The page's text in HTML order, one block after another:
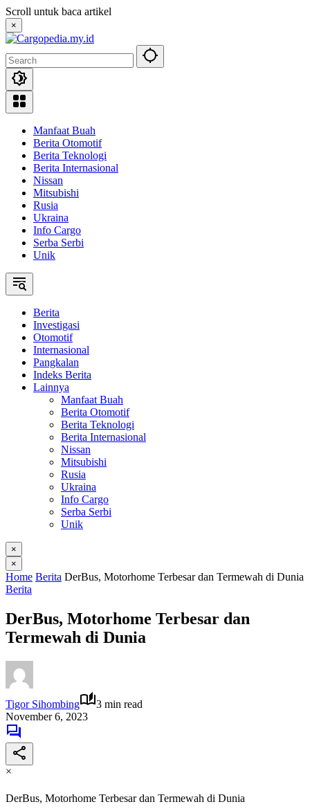
Skip
to
content
Scroll untuk baca artikel
×
Manfaat Buah
Berita Otomotif
Berita Teknologi
Berita Internasional
Nissan
Mitsubishi
Rusia
Ukraina
Info Cargo
Serba Serbi
Unik
Berita
Investigasi
Otomotif
Internasional
Pangkalan
Indeks Berita
Lainnya
Manfaat Buah
Berita Otomotif
Berita Teknologi
Berita Internasional
Nissan
Mitsubishi
Rusia
Ukraina
Info Cargo
Serba Serbi
Unik
×
×
Home Berita DerBus, Motorhome Terbesar dan Termewah di Dunia
Berita
DerBus, Motorhome Terbesar dan
Termewah di Dunia
Tigor Sihombing
3 min read
November 6, 2023
×
DerBus, Motorhome Terbesar dan Termewah di Dunia